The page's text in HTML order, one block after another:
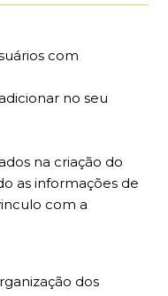
com
no seu
na criação do
as informações de
com a
dos